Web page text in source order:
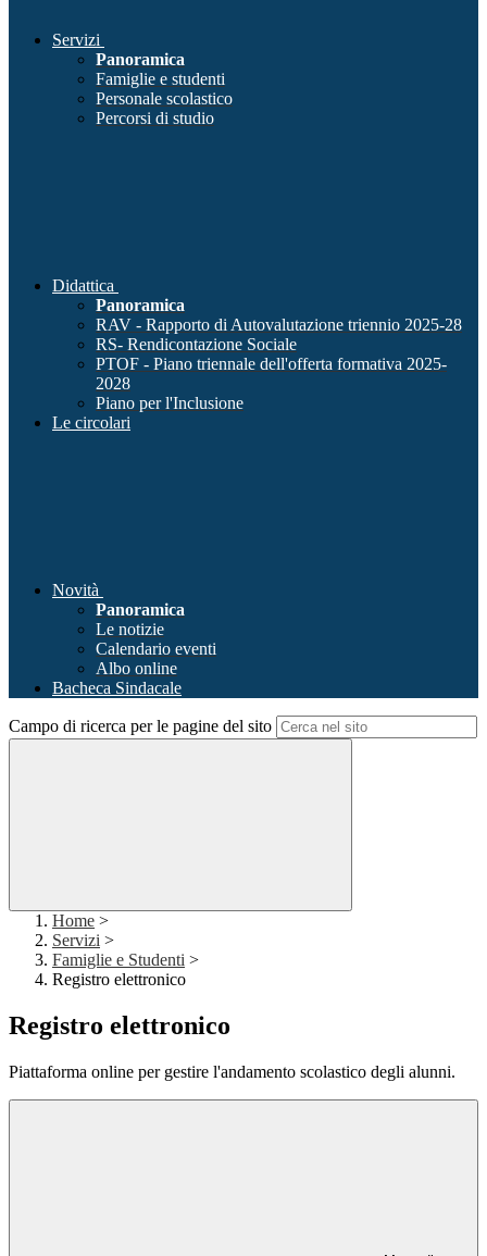
Servizi
Panoramica
Famiglie e studenti
Personale scolastico
Percorsi di studio
Didattica
Panoramica
RAV - Rapporto di Autovalutazione triennio 2025-28
RS- Rendicontazione Sociale
PTOF - Piano triennale dell'offerta formativa 2025-
2028
Piano per l'Inclusione
Le circolari
Novità
Panoramica
Le notizie
Calendario eventi
Albo online
Bacheca Sindacale
Campo di ricerca per le pagine del sito
Home >
Servizi >
Famiglie e Studenti >
Registro elettronico
Registro elettronico
Piattaforma online per gestire l'andamento scolastico degli alunni.